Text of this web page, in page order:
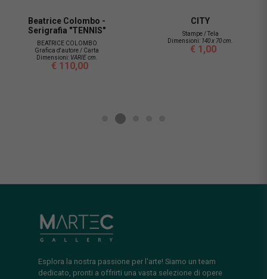
Beatrice Colombo -
Serigrafia "TENNIS"
BEATRICE COLOMBO
Grafica d'autore / Carta
Dimensioni: VARIE cm.
€ 110,00
CITY
Stampe / Tela
Dimensioni: 140 x 70 cm.
€ 1,00
Esplora la nostra passione per l'arte! Siamo un team
dedicato, pronti a offrirti una vasta selezione di opere